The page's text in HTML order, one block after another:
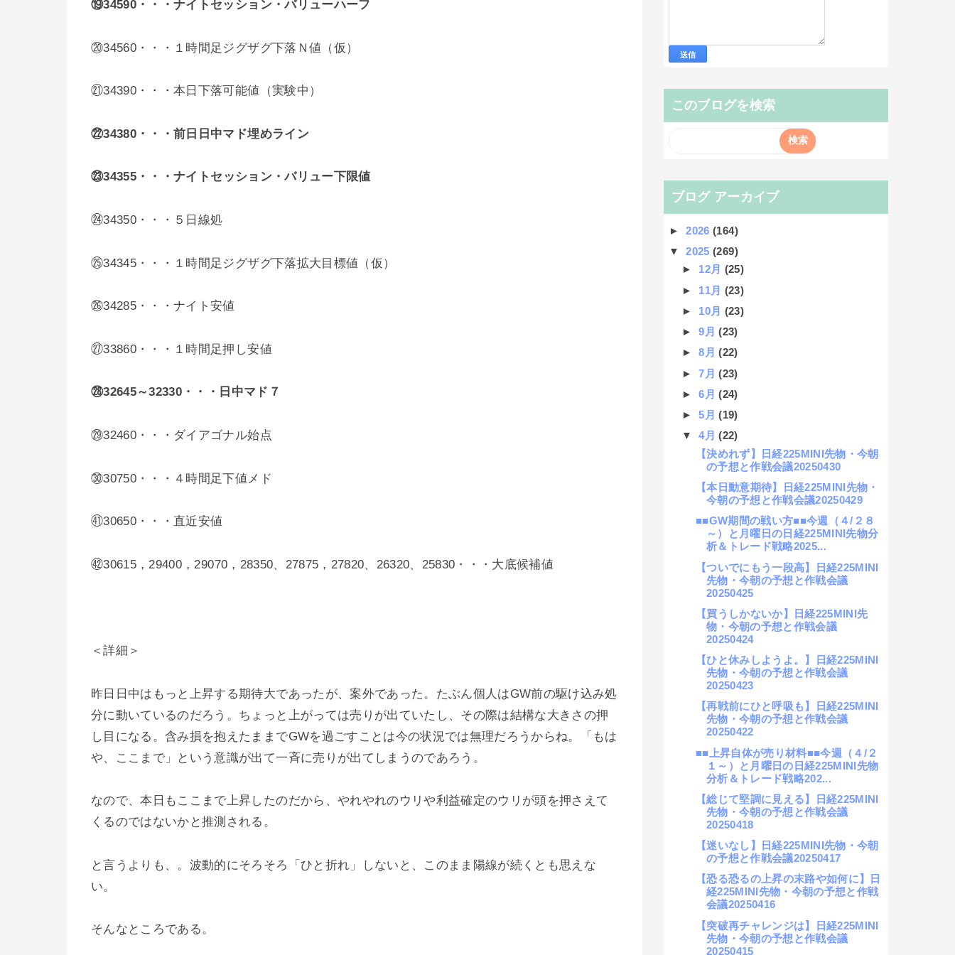
⑲34590・・・ナイトセッション・バリューハーフ
⑳34560・・・１時間足ジグザグ下落Ｎ値（仮）
㉑34390・・・本日下落可能値（実験中）
㉒34380・・・前日日中マド埋めライン
㉓34355 ・・・ナイトセッション・バリュー下限値
㉔34350・・・５日線処
㉕34345・・・１時間足ジグザグ下落拡大目標値（仮）
㉖34285・・・ナイト安値
㉗33860・・・１時間足押し安値
㉘32645～32330・・・日中マド７
㉙32460・・・ダイアゴナル始点
㉚30750・・・４時間足下値メド
㊶30650・・・直近安値
㊷30615，29400，29070，28350、27875，27820、26320、25830・・・大底候補値
＜詳細＞
昨日日中はもっと上昇する期待大であったが、案外であった。たぶん個人はGW前の駆け込み処
分に動いているのだろう。ちょっと上がっては売りが出ていたし、その際は結構な大きさの押
し目になる。含み損を抱えたままでGWを過ごすことは今の状況では無理だろうからね。「もは
や、ここまで」という意識が出て一斉に売りが出てしまうのであろう。
なので、本日もここまで上昇したのだから、やれやれのウリや利益確定のウリが頭を押さえて
くるのではないかと推測される。
と言うよりも、。波動的にそろそろ「ひと折れ」しないと、このまま陽線が続くとも思えな
い。
そんなところである。
このブログを検索
ブログ アーカイブ
►2026(164)
▼2025(269)
► 12月 (25)
► 11月 (23)
► 10月 (23)
►9月(23)
►8月(22)
►7月(23)
►6月(24)
►5月(19)
▼4月(22)
【決めれず】日経225MINI先物・今朝
の予想と作戦会議20250430
【本日動意期待】日経225MINI先物・
今朝の予想と作戦会議20250429
■■GW期間の戦い方■■今週（４/２８
～）と月曜日の日経225MINI先物分
析＆トレード戦略2025...
【ついでにもう一段高】日経225MINI
先物・今朝の予想と作戦会議
20250425
【買うしかないか】日経225MINI先
物・今朝の予想と作戦会議
20250424
【ひと休みしようよ。】日経225MINI
先物・今朝の予想と作戦会議
20250423
【再戦前にひと呼吸も】日経225MINI
先物・今朝の予想と作戦会議
20250422
■■上昇自体が売り材料■■今週（４/２
１～）と月曜日の日経225MINI先物
分析＆トレード戦略202...
【総じて堅調に見える】日経225MINI
先物・今朝の予想と作戦会議
20250418
【迷いなし】日経225MINI先物・今朝
の予想と作戦会議20250417
【恐る恐るの上昇の末路や如何に】日
経225MINI先物・今朝の予想と作戦
会議20250416
【突破再チャレンジは】日経225MINI
先物・今朝の予想と作戦会議
20250415